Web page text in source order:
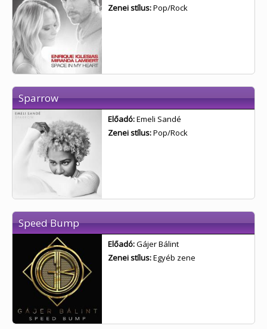
Zenei stílus:Pop/Rock
Sparrow
Előadó:Emeli Sandé
Zenei stílus:Pop/Rock
Speed Bump
Előadó:Gájer Bálint
Zenei stílus:Egyéb zene